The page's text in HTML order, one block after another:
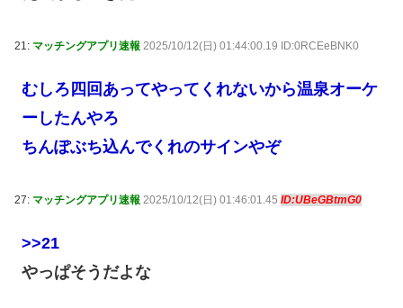
21: マッチングアプリ速報 2025/10/12(日) 01:44:00.19 ID:0RCEeBNK0
むしろ四回あってやってくれないから温泉オーケ
ーしたんやろ
ちんぽぶち込んでくれのサインやぞ
27: マッチングアプリ速報 2025/10/12(日) 01:46:01.45 ID:UBeGBtmG0
>>21
やっぱそうだよな